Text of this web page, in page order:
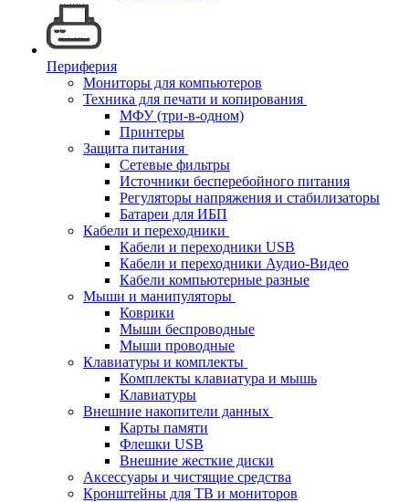
Периферия
Мониторы для компьютеров
Техника для печати и копирования
МФУ (три-в-одном)
Принтеры
Защита питания
Сетевые фильтры
Источники бесперебойного питания
Регуляторы напряжения и стабилизаторы
Батареи для ИБП
Кабели и переходники
Кабели и переходники USB
Кабели и переходники Аудио-Видео
Кабели компьютерные разные
Мыши и манипуляторы
Коврики
Мыши беспроводные
Мыши проводные
Клавиатуры и комплекты
Комплекты клавиатура и мышь
Клавиатуры
Внешние накопители данных
Карты памяти
Флешки USB
Внешние жесткие диски
Аксессуары и чистящие средства
Кронштейны для ТВ и мониторов